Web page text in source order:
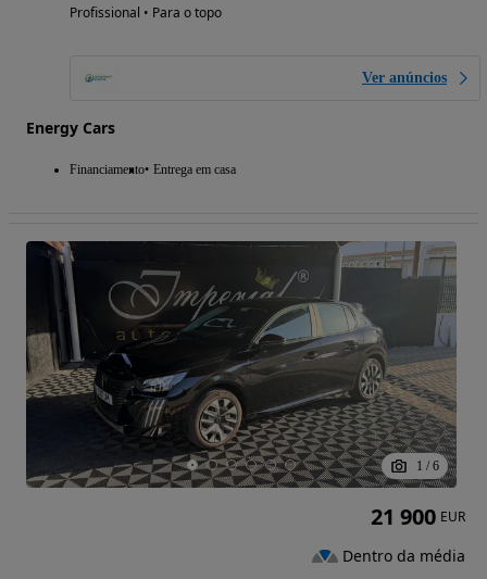
Profissional • Para o topo
Ver anúncios
Energy Cars
Financiamento Entrega em casa
1 / 6
21 900 EUR
Dentro da média